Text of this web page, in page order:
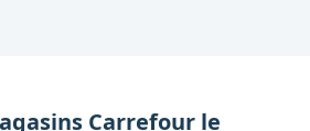
Carrefour le